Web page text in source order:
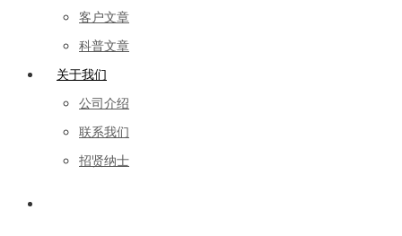
客户文章
科普文章
关于我们
公司介绍
联系我们
招贤纳士